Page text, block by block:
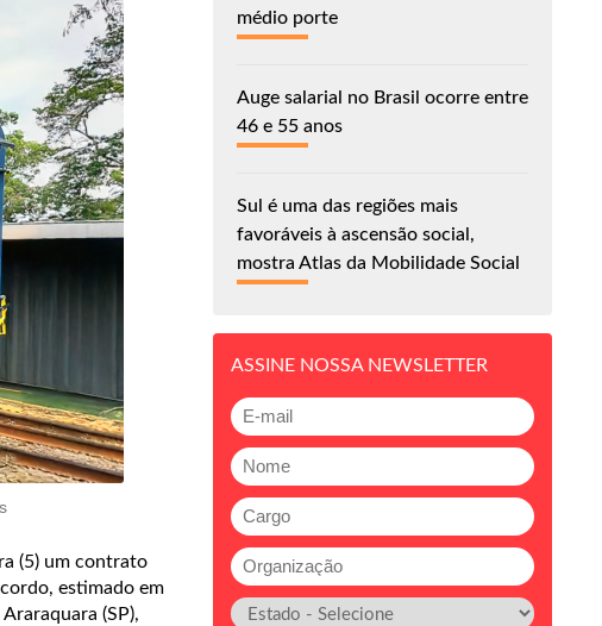
(5) um contrato
estimado em
(SP),
médio porte
Auge salarial no Brasil ocorre entre
46 e 55 anos
Sul é uma das regiões mais
favoráveis à ascensão social,
mostra Atlas da Mobilidade Social
ASSINE NOSSA NEWSLETTER